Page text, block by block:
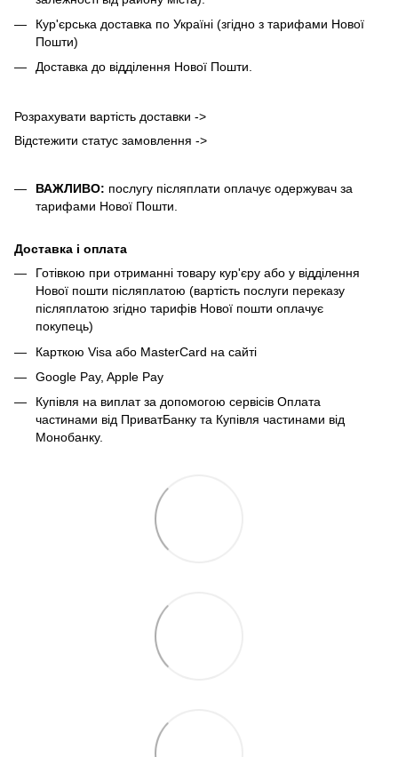
Кур'єрська доставка по Україні (згідно з тарифами Нової
Пошти)
Доставка до відділення Нової Пошти.
Розрахувати вартість доставки ->
Відстежити статус замовлення ->
ВАЖЛИВО: послугу післяплати оплачує одержувач за
тарифами Нової Пошти.
Доставка і оплата
Готівкою при отриманні товару кур'єру або у відділення
Нової пошти післяплатою (вартість послуги переказу
післяплатою згідно тарифів Нової пошти оплачує
покупець)
Карткою Visa або MasterCard на сайті
Google Pay, Apple Pay
Купівля на виплат за допомогою сервісів Оплата
частинами від ПриватБанку та Купівля частинами від
Монобанку.